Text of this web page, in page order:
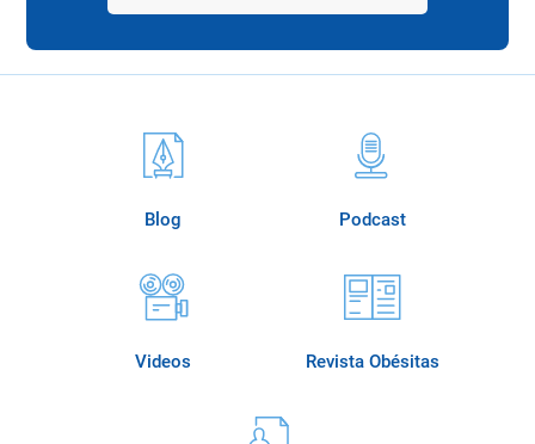
Blog Podcast
Videos Revista Obésitas